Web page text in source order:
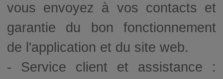
vous envoyez à vos contacts et
garantie du bon fonctionnement
de l'application et du site web.
- Service client et assistance :